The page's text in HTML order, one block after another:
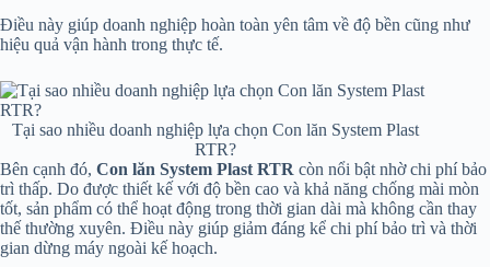
Điều này giúp doanh nghiệp hoàn toàn yên tâm về độ bền cũng như
hiệu quả vận hành trong thực tế.
Tại sao nhiều doanh nghiệp lựa chọn Con lăn System Plast
RTR?
Bên cạnh đó, Con lăn System Plast RTR còn nổi bật nhờ chi phí bảo
trì thấp. Do được thiết kế với độ bền cao và khả năng chống mài mòn
tốt, sản phẩm có thể hoạt động trong thời gian dài mà không cần thay
thế thường xuyên. Điều này giúp giảm đáng kể chi phí bảo trì và thời
gian dừng máy ngoài kế hoạch.